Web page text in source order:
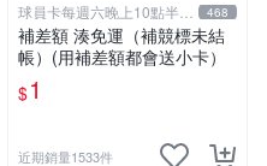
球員卡每週六晚上10點半結
標
468
補差額 湊免運（補競標未結
帳）(用補差額都會送小卡）
$1
近期銷量1533件